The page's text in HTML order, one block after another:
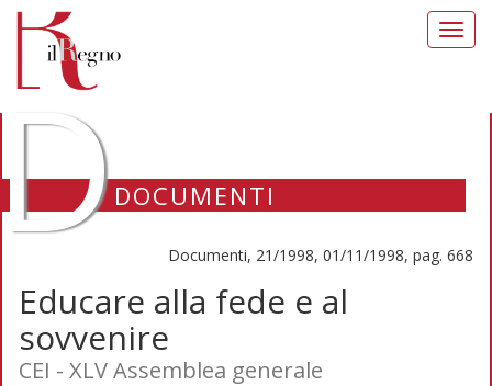
DOCUMENTI
Documenti, 21/1998, 01/11/1998, pag. 668
Educare alla fede e al
sovvenire
CEI - XLV Assemblea generale